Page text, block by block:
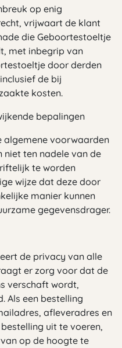
op enig
vrijwaart de klant
die Geboortestoeltje
met inbegrip van
door derden
de bij
kosten.
bepalingen
algemene voorwaarden
ten nadele van de
te worden
wijze dat deze door
manier kunnen
gegevensdrager.
de privacy van alle
er zorg voor dat de
verschaft wordt,
Als een bestelling
afleveradres en
uit te voeren,
op de hoogte te